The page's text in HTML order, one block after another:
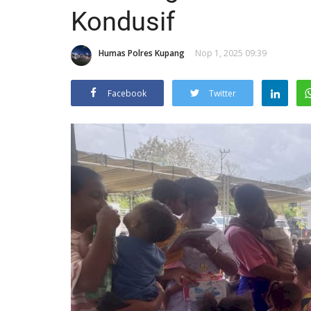
Kondusif
Humas Polres Kupang Nop 1, 2025 09:39
Facebook Twitter